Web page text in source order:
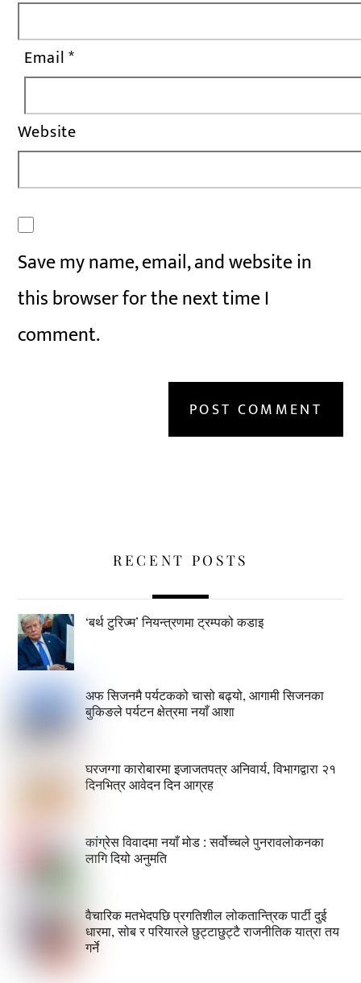
Email*
Website
Save my name, email, and website in
this browser for the next time I
comment.
RECENT POSTS
‘बर्थ टुरिज्म’ नियन्त्रणमा ट्रम्पको कडाइ
अफ सिजनमै पर्यटकको चासो बढ्यो, आगामी सिजनका
बुकिङले पर्यटन क्षेत्रमा नयाँ आशा
घरजग्गा कारोबारमा इजाजतपत्र अनिवार्य, विभागद्वारा २१
दिनभित्र आवेदन दिन आग्रह
कांग्रेस विवादमा नयाँ मोड : सर्वोच्चले पुनरावलोकनका
लागि दियो अनुमति
वैचारिक मतभेदपछि प्रगतिशील लोकतान्त्रिक पार्टी दुई
धारमा, सोब र परियारले छुट्टाछुट्टै राजनीतिक यात्रा तय
गर्ने